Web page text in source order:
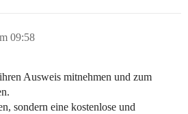
09:58
Ausweis mitnehmen und zum
sondern eine kostenlose und